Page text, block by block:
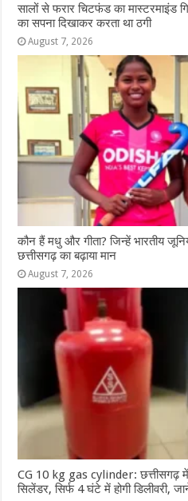
सालों से फरार चिटफंड का मास्टरमाइंड
का सपना दिखाकर करता था ठगी
August 7, 2026
कौन हैं मधु और गीता? जिन्हें भारतीय
छत्तीसगढ़ का बढ़ाया मान
August 7, 2026
CG 10 kg gas cylinder: छत्तीसगढ़ में
सिलेंडर, सिर्फ 4 घंटे में होगी डिलीवरी,